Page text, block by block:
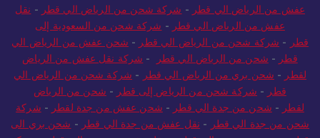
عفش من الرياض الي قطر - شركة شحن من الرياض الي قطر - نقل
عفش من الرياض الي قطر - شركة شحن من السعودية إلى
قطر - شركة شحن من الرياض الي قطر - شحن عفش من الرياض الي
قطر - شحن من الرياض الي قطر - شركة نقل عفش من الرياض
لقطر - شحن بري من الرياض الي قطر - شركة شحن من الرياض الي
قطر - شركة شحن من الرياض إلى قطر - شحن من الرياض
لقطر - شحن من جدة الي قطر - شحن عفش من جدة لقطر - شركة
شحن من جدة الي قطر - نقل عفش من جدة الي قطر - شحن بري الى